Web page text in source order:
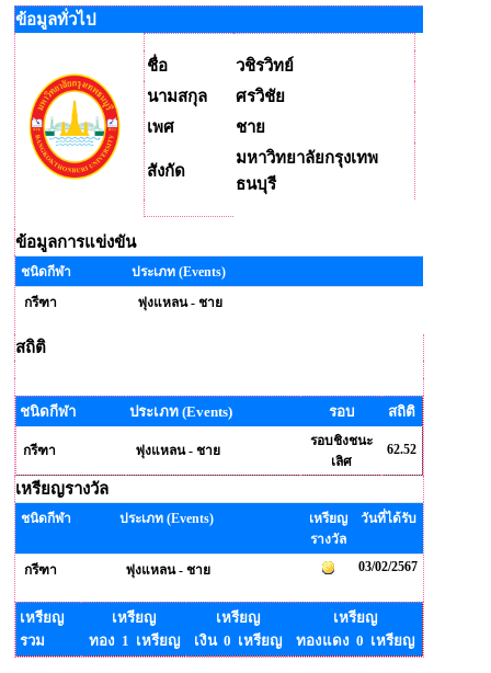
ข้อมูลทั่วไป
ชื่อ
วชิรวิทย์
นามสกุล
ศรวิชัย
เพศ
ชาย
สังกัด
มหาวิทยาลัยกรุงเทพ
ธนบุรี
ข้อมูลการแข่งขัน
ชนิดกีฬา
ประเภท (Events)
กรีฑา
พุ่งแหลน - ชาย
สถิติ
ชนิดกีฬา ประเภท (Events) รอบ สถิติ
กรีฑา พุ่งแหลน - ชาย
รอบชิงชนะ
เลิศ
62.52
เหรียญรางวัล
ชนิดกีฬา ประเภท (Events)
เหรียญ
รางวัล
วันที่ได้รับ
กรีฑา พุ่งแหลน - ชาย 03/02/2567
เหรียญ
รวม
เหรียญ
ทอง 1 เหรียญ
เหรียญ
เงิน 0 เหรียญ
เหรียญ
ทองแดง 0 เหรียญ